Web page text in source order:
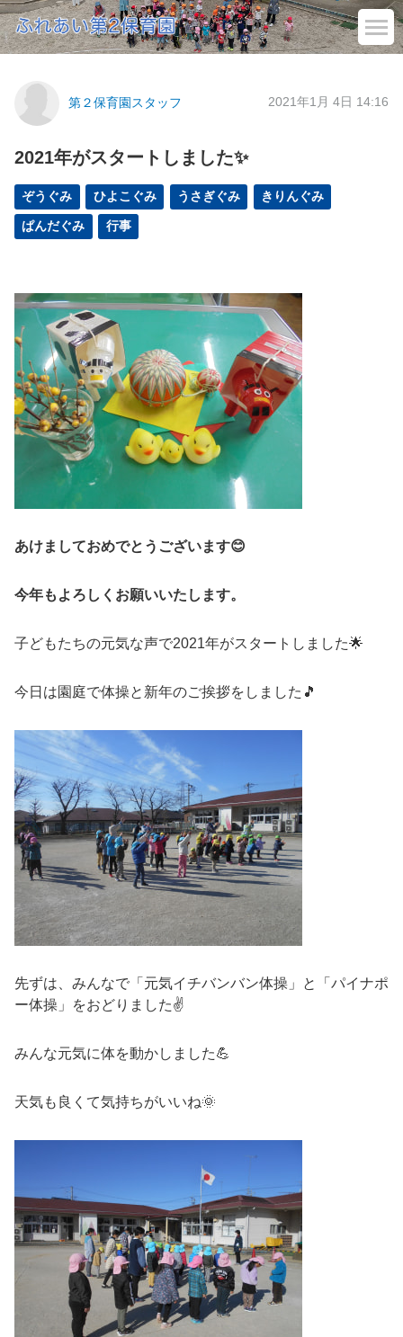
第２保育園スタッフ 2021年1月 4日 14:16
2021年がスタートしました✨
ぞうぐみ ひよこぐみ うさぎぐみ きりんぐみ
ぱんだぐみ 行事
あけましておめでとうございます😊
今年もよろしくお願いいたします。
子どもたちの元気な声で2021年がスタートしました🌟
今日は園庭で体操と新年のご挨拶をしました🎵
先ずは、みんなで「元気イチバンバン体操」と「パイナポ
ー体操」をおどりました✌
みんな元気に体を動かしました💪
天気も良くて気持ちがいいね🌞